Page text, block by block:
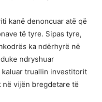
kanë denoncuar atë që
të tyre. Sipas tyre,
ka ndërhyrë në
ndryshuar
truallin investitorit
vijën bregdetare të